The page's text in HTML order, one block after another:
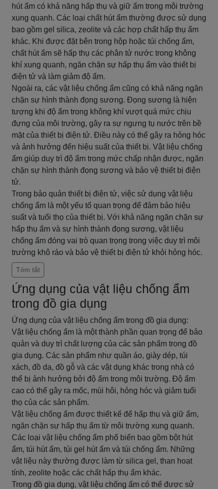
hút ẩm có khả năng hấp thụ và giữ ẩm trong môi trường
xung quanh. Các loại chất hút ẩm thường được sử dụng
bao gồm gel silica, zeolite và các hợp chất hấp thụ ẩm
khác. Khi được đặt bên trong hộp hoặc túi chống ẩm,
chất hút ẩm sẽ hấp thụ các phân tử nước trong không
khí xung quanh, ngăn chặn sự hấp thụ ẩm vào thiết bị
điện tử và làm giảm độ ẩm.
Ngoài ra, các vật liệu chống ẩm cũng có khả năng ngăn
chặn sự hình thành đọng sương. Đọng sương là hiện
tượng khi độ ẩm trong không khí vượt quá mức chịu
đựng của môi trường, gây ra sự ngưng tụ nước trên bề
mặt của thiết bị điện tử. Điều này có thể gây ra hỏng hóc
và ảnh hưởng đến hiệu suất của thiết bị. Vật liệu chống
ẩm giúp duy trì độ ẩm trong mức chấp nhận được, ngăn
chặn sự hình thành đọng sương và bảo vệ thiết bị điện
tử.
Trong bảo quản thiết bị điện tử, việc sử dụng vật liệu
chống ẩm là một yếu tố quan trọng để đảm bảo hiệu
suất và tuổi thọ của thiết bị. Với khả năng ngăn chặn sự
hấp thụ ẩm và sự hình thành đọng sương, vật liệu
chống ẩm đóng vai trò quan trọng trong việc duy trì môi
trường khô ráo và bảo vệ thiết bị điện tử khỏi hỏng hóc.
Tóm tắt
Ứng dụng của vật liệu chống ẩm
trong đồ gia dụng
Ứng dụng của vật liệu chống ẩm trong đồ gia dụng:
Vật liệu chống ẩm là một thành phần quan trọng để bảo
quản và duy trì chất lượng của các sản phẩm trong đồ
gia dụng. Các sản phẩm như quần áo, giày dép, túi
xách, đồ da, đồ gỗ và các vật dụng khác trong nhà có
thể bị ảnh hưởng bởi độ ẩm trong môi trường. Độ ẩm
cao có thể gây ra mốc, mùi hôi, hỏng hóc và giảm tuổi
thọ của các sản phẩm.
Vật liệu chống ẩm được thiết kế để hấp thụ và giữ ẩm,
ngăn chặn sự hấp thụ ẩm từ môi trường xung quanh.
Các loại vật liệu chống ẩm phổ biến bao gồm bột hút
ẩm, túi hút ẩm, túi gel hút ẩm và túi chống ẩm. Những
vật liệu này thường được làm từ silica gel, than hoạt
tính, zeolite hoặc các chất hấp thụ ẩm khác.
Trong đồ gia dụng, vật liệu chống ẩm có thể được sử